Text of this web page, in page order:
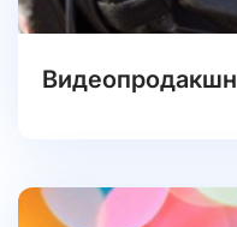
Видеопродакшн